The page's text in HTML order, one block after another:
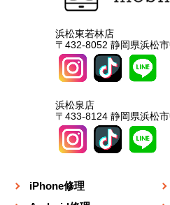
浜松東若林店
〒432-8052 静岡県浜松
浜松泉店
〒433-8124 静岡県浜松
iPhone修理